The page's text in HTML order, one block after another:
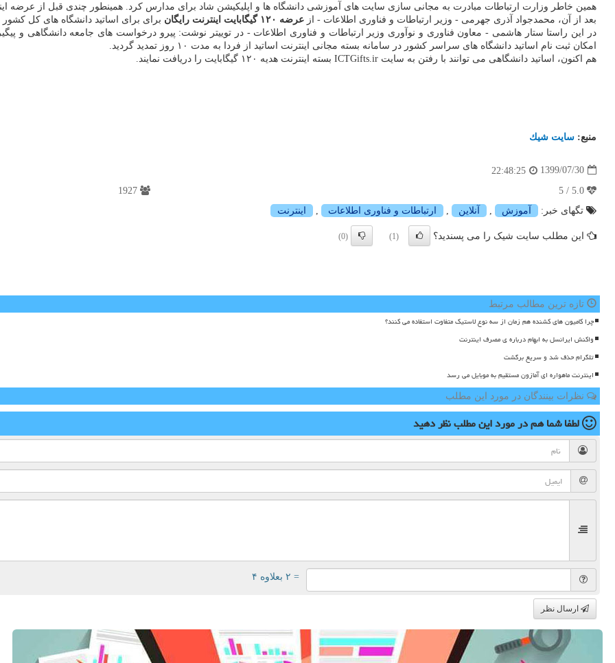
همین خاطر وزارت ارتباطات مبادرت به مجانی سازی سایت های آموزشی دانشگاه ها و اپلیکیشن شاد برای مدارس کرد. همینطور چندی قبل از عرضه
بعد از آن، محمدجواد آذری جهرمی - وزیر ارتباطات و فناوری اطلاعات - از عرضه ۱۲۰ گیگابایت اینترنت رایگان
برای برای اساتید دانشگاه های کل
در این راستا ستار هاشمی - معاون فناوری و نوآوری وزیر ارتباطات و فناوری اطلاعات - در توییتر نوشت: پیرو درخواست های جامعه دانشگاهی و
امکان ثبت نام اساتید دانشگاه های سراسر کشور در سامانه بسته مجانی اینترنت اساتید از فردا به مدت ۱۰ روز تمدید گردید.
هم اکنون، اساتید دانشگاهی می توانند با رفتن به سایت ICTGifts.ir بسته اینترنت هدیه ۱۲۰ گیگابایت را دریافت نمایند.
منبع: سایت شیك
1399/07/30
22:48:25
تگهای خبر:
آموزش , آنلاین , ارتباطات و فناوری اطلاعات , اینترنت
این مطلب سایت شیک را می پسندید؟ (1)
(0)
تازه ترین مطالب مرتبط
چرا کامیون های کشنده هم زمان از سه نوع لاستیک متفاوت استفاده می کنند؟
واکنش ایرانسل به ابهام درباره ی مصرف اینترنت
تلگرام حذف شد و سریع برگشت
اینترنت ماهواره ای آمازون مستقیم به موبایل می رسد
نظرات بینندگان در مورد این مطلب
لطفا شما همدر مورد این مطلبنظر دهید
= ۲ بعلاوه ۴
ارسال نظر